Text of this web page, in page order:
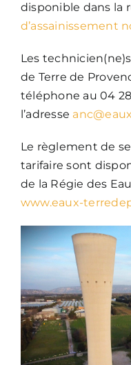
disponible dans la
d’assainissement
Les
de Terre de
téléphone au 04
l’adresse
Le règlement de
tarifaire sont
de la Régie des
www.eaux-